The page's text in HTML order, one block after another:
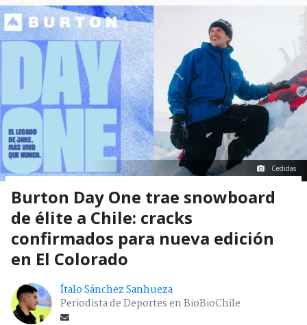
Cedidas
Burton Day One trae snowboard
de élite a Chile: cracks
confirmados para nueva edición
en El Colorado
Ítalo Sánchez Sanhueza
Periodista de Deportes en BioBioChile